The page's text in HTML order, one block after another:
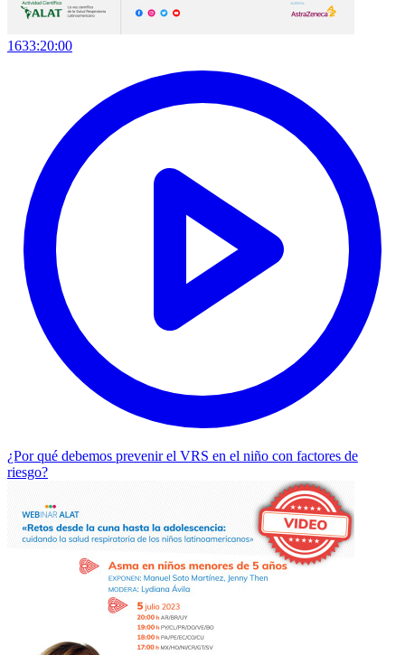
1633:20:00
¿Por qué debemos prevenir el VRS en el niño con factores de
riesgo?